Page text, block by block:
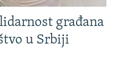
građana
u Srbiji